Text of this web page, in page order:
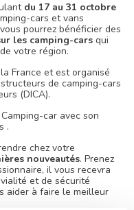
du 17 au 31 octobre
cars et vans
pourrez bénéficier des
les camping-cars qui
votre région.
France et est organisé
de camping-cars
(DICA).
car avec son
.
chez votre
nouveautés. Prenez
il vous recevra
et de sécurité
aider à faire le meilleur